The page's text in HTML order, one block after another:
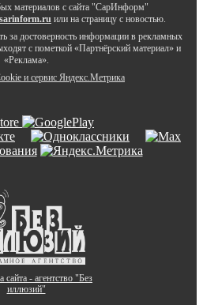
материалов с сайта "СарИнформ"
sarinform.ru или на страницу с новостью.
за достоверность информации в рекламных
с пометкой «Партнёрский материал» и
«Реклама».
и сервиc Яндекс.Метрика
сайта - агентство "Без
иллюзий"